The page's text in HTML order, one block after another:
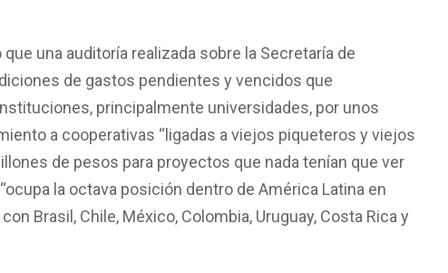
una auditoría realizada sobre la Secretaría de
de gastos pendientes y vencidos que
principalmente universidades, por unos
a cooperativas “ligadas a viejos piqueteros y viejos
de pesos para proyectos que nada tenían que ver
la octava posición dentro de América Latina en
Brasil, Chile, México, Colombia, Uruguay, Costa Rica y